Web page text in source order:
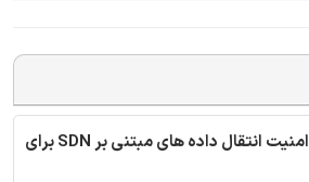
ترجمه مقاله امنیت انتقال داده های مبتنی بر SDN برای